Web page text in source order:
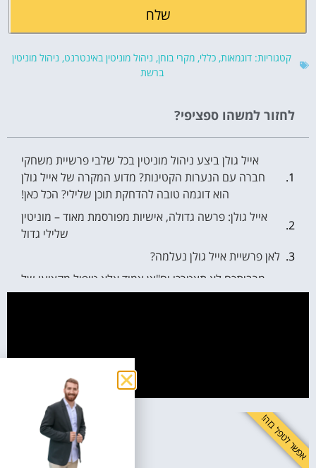
שלח
קטגוריות: דוגמאות, כללי, מקרי בוחן, ניהול מוניטין באינטרנט, ניהול מוניטין
ברשת
לחזור למשהו ספציפי?
אייל גולן ביצע ניהול מוניטין בכל שלבי פרשיית משחקי
חברה עם הנערות הקטינות? מדוע המקרה של אייל גולן
הוא דוגמה טובה להדחקת תוכן שלילי? הכל כאן!
אייל גולן: פרשה גדולה, אישיות מפורסמת מאוד – מוניטין
שלילי גדול
לאן פרשיית אייל גולן נעלמה?
מרביתכם לא תצטרכו יח"צן צמוד אלא טיפול מקצועי של
ניהול מוניטין
אפשר לטפל בזה!